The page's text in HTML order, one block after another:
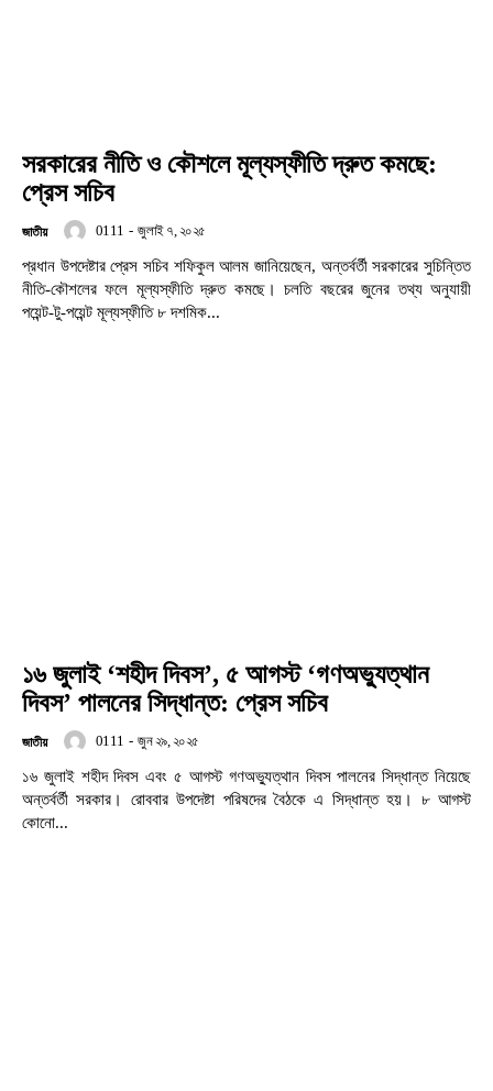
সরকারের নীতি ও কৌশলে মূল্যস্ফীতি দ্রুত কমছে:
প্রেস সচিব
জাতীয় 0111 - জুলাই ৭, ২০২৫
প্রধান উপদেষ্টার প্রেস সচিব শফিকুল আলম জানিয়েছেন, অন্তর্বর্তী সরকারের সুচিন্তিত
নীতি-কৌশলের ফলে মূল্যস্ফীতি দ্রুত কমছে। চলতি বছরের জুনের তথ্য অনুযায়ী
পয়েন্ট-টু-পয়েন্ট মূল্যস্ফীতি ৮ দশমিক...
১৬ জুলাই ‘শহীদ দিবস’, ৫ আগস্ট ‘গণঅভ্যুত্থান
দিবস’ পালনের সিদ্ধান্ত: প্রেস সচিব
জাতীয় 0111 - জুন ২৯, ২০২৫
১৬ জুলাই শহীদ দিবস এবং ৫ আগস্ট গণঅভ্যুত্থান দিবস পালনের সিদ্ধান্ত নিয়েছে
অন্তর্বর্তী সরকার। রোববার উপদেষ্টা পরিষদের বৈঠকে এ সিদ্ধান্ত হয়। ৮ আগস্ট
কোনো...